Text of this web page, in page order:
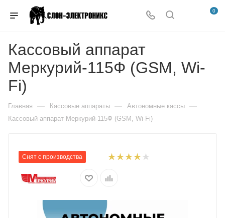
0
Кассовый аппарат
Меркурий-115Ф (GSM, Wi-
Fi)
Главная — Кассовые аппараты — Автономные кассы —
Кассовый аппарат Меркурий-115Ф (GSM, Wi-Fi)
Снят с производства